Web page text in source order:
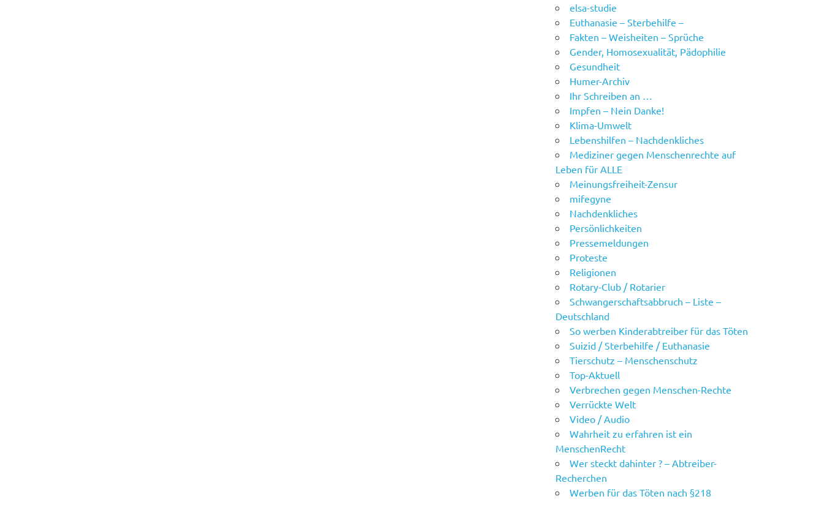
elsa-studie
Euthanasie – Sterbehilfe –
Fakten – Weisheiten – Sprüche
Gender, Homosexualität, Pädophilie
Gesundheit
Humer-Archiv
Ihr Schreiben an …
Impfen – Nein Danke!
Klima-Umwelt
Lebenshilfen – Nachdenkliches
Mediziner gegen Menschenrechte auf
Leben für ALLE
Meinungsfreiheit-Zensur
mifegyne
Nachdenkliches
Persönlichkeiten
Pressemeldungen
Proteste
Religionen
Rotary-Club / Rotarier
Schwangerschaftsabbruch – Liste –
Deutschland
So werben Kinderabtreiber für das Töten
Suizid / Sterbehilfe / Euthanasie
Tierschutz – Menschenschutz
Top-Aktuell
Verbrechen gegen Menschen-Rechte
Verrückte Welt
Video / Audio
Wahrheit zu erfahren ist ein
MenschenRecht
Wer steckt dahinter ? – Abtreiber-
Recherchen
Werben für das Töten nach §218